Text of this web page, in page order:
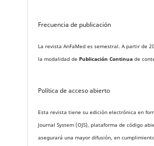
Frecuencia de publicación
La revista AnFaMed es semestral. A partir de
la modalidad de Publicación Continua de
Política de acceso abierto
Esta revista tiene su edición electrónica en
Journal System (OJS), plataforma de código
asegurará una mayor difusión, en